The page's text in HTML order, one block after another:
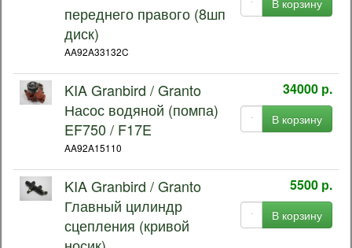
переднего правого (8шп
диск)
AA92A33132C
В корзину
KIA Granbird / Granto
Насос водяной (помпа)
EF750 / F17E
AA92A15110
34000 р.
В корзину
KIA Granbird / Granto
Главный цилиндр
сцепления (кривой
5500 р.
В корзину